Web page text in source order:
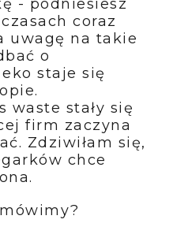
- podniesiesz
coraz
uwagę na takie
o
staje się
waste stały się
firm zaczyna
Zdziwiłam się,
chce